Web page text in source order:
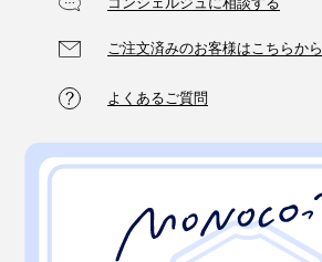
ご注文済みのお客様はこちらから
よくあるご質問